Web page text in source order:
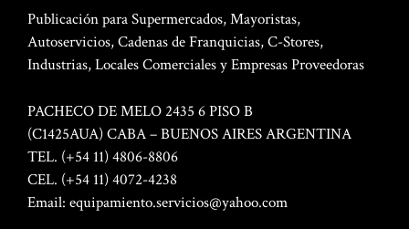
Publicación para Supermercados, Mayoristas,
Autoservicios, Cadenas de Franquicias, C-Stores,
Industrias, Locales Comerciales y Empresas Proveedoras
PACHECO DE MELO 2435 6 PISO B
(C1425AUA) CABA – BUENOS AIRES ARGENTINA
TEL. (+54 11) 4806-8806
CEL. (+54 11) 4072-4238
Email: equipamiento.servicios@yahoo.com